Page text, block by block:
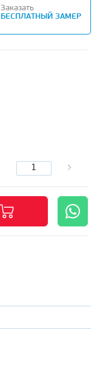
Заказать
БЕСПЛАТНЫЙ ЗАМЕР